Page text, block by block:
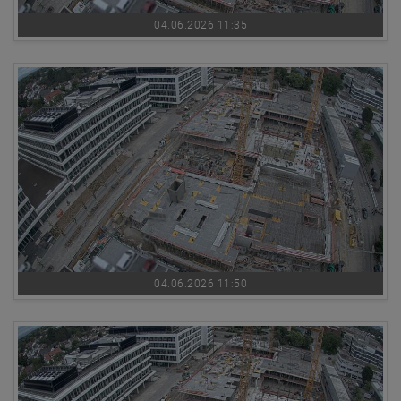
04.06.2026 11:35
04.06.2026 11:50